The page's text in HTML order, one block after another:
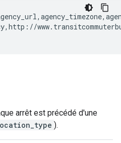
arrêt est précédé d'une
).